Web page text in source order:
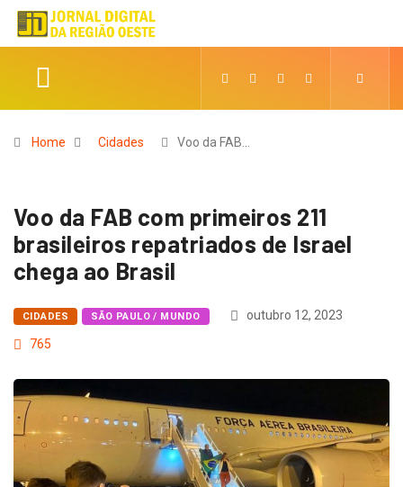
Home Cidades Voo da FAB…
Voo da FAB com primeiros 211
brasileiros repatriados de Israel
chega ao Brasil
CIDADES SÃO PAULO / MUNDO
outubro 12, 2023
765